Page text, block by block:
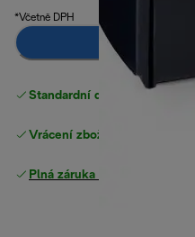
*Včetně DPH
Standardní doručení zdarma
Vrácení zboží zdarma
Plná záruka výrobce